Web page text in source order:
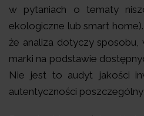
w pytaniach o tematy
ekologiczne lub smart
że analiza dotyczy
marki na podstawie
Nie jest to audyt jakości
autentyczności